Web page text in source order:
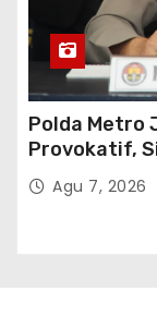
Polda Metro
Provokatif,
Agu 7, 2026